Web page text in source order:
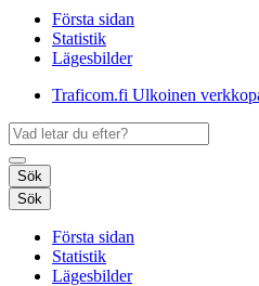
Första sidan
Statistik
Lägesbilder
Traficom.fi Ulkoinen
Sök
Sök
Första sidan
Statistik
Lägesbilder